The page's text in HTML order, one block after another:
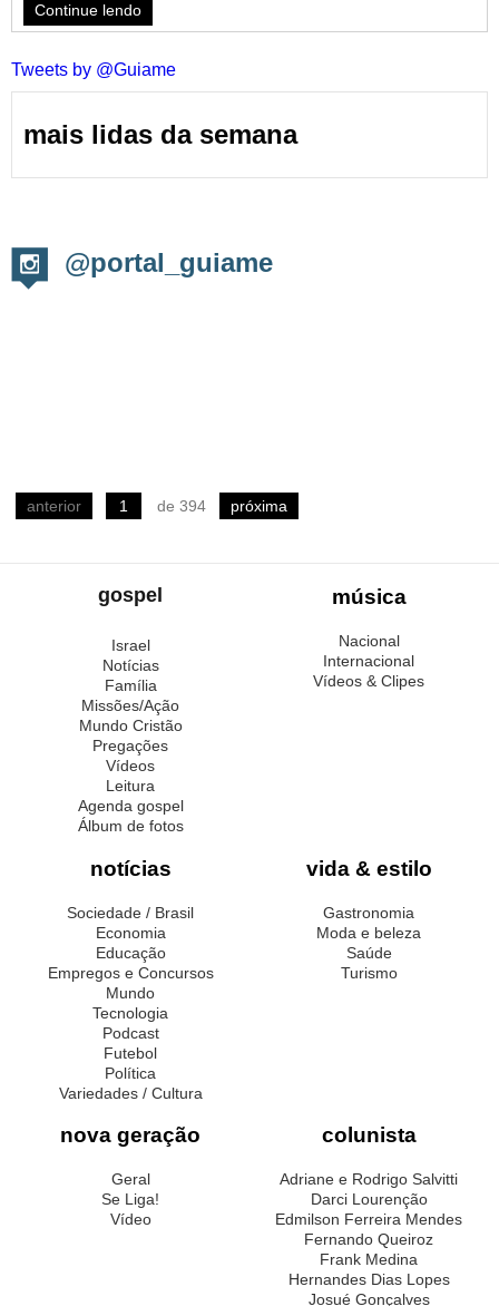
Continue lendo
Tweets by @Guiame
mais lidas da semana
@portal_guiame
anterior 1 de 394 próxima
gospel
Israel
Notícias
Família
Missões/Ação
Mundo Cristão
Pregações
Vídeos
Leitura
Agenda gospel
Álbum de fotos
música
Nacional
Internacional
Vídeos & Clipes
notícias
Sociedade / Brasil
Economia
Educação
Empregos e Concursos
Mundo
Tecnologia
Podcast
Futebol
Política
Variedades / Cultura
vida & estilo
Gastronomia
Moda e beleza
Saúde
Turismo
nova geração
Geral
Se Liga!
Vídeo
colunista
Adriane e Rodrigo Salvitti
Darci Lourenção
Edmilson Ferreira Mendes
Fernando Queiroz
Frank Medina
Hernandes Dias Lopes
Josué Gonçalves